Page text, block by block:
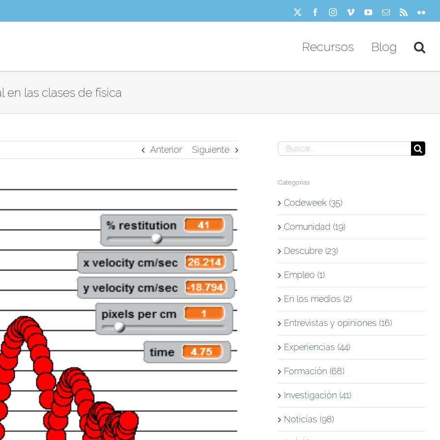
FacebookInstagram
VimeoYouTube
Correo Rss
Recursos Blog
en las clases de física
Anterior Siguiente Buscar:
Categorías
Codeweek (35)
Comunidad (19)
Descubre (23)
Empleo (1)
En los medios (2)
Entrevistas y opiniones (16)
Experiencias (44)
Formación (68)
Investigación (41)
Noticias (98)